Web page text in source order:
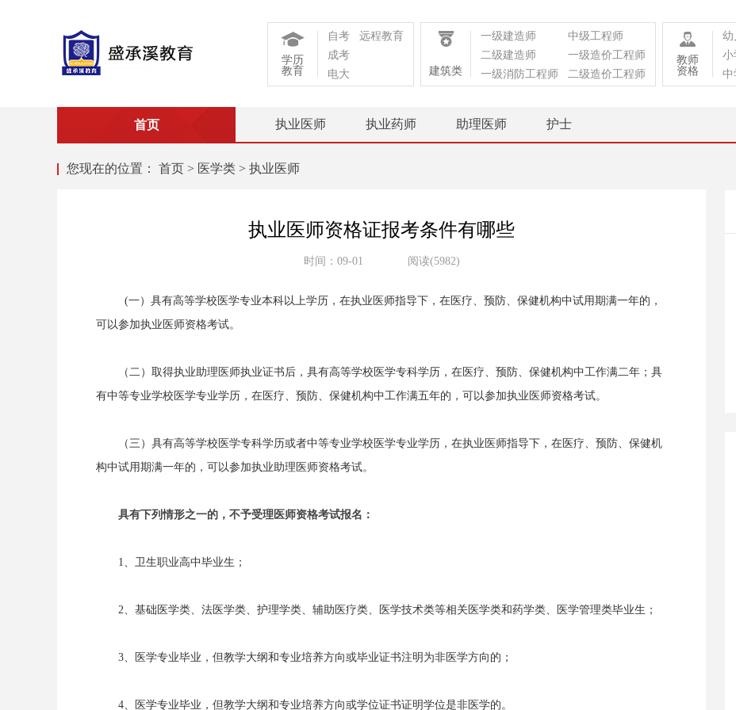
学历
教育
自考
成考
电大
远程教育
建筑类
一级建造师
二级建造师
一级消防工程师
中级工程师
一级造价工程师
二级造价工程师
教师
资格
幼
小
中
首页 执业医师 执业药师 助理医师 护士
您现在的位置： 首页 > 医学类 > 执业医师
执业医师资格证报考条件有哪些
时间： 09-01 阅读(5982)
(一）具有高等学校医学专业本科以上学历，在执业医师指导下，在医疗、预防、保健机构中试用期满一年的，
可以参加执业医师资格考试。
（二）取得执业助理医师执业证书后，具有高等学校医学专科学历，在医疗、预防、保健机构中工作满二年；具
有中等专业学校医学专业学历，在医疗、预防、保健机构中工作满五年的，可以参加执业医师资格考试。
（三）具有高等学校医学专科学历或者中等专业学校医学专业学历，在执业医师指导下，在医疗、预防、保健机
构中试用期满一年的，可以参加执业助理医师资格考试。
具有下列情形之一的，不予受理医师资格考试报名：
1、卫生职业高中毕业生；
2、基础医学类、法医学类、护理学类、辅助医疗类、医学技术类等相关医学类和药学类、医学管理类毕业生；
3、医学专业毕业，但教学大纲和专业培养方向或毕业证书注明为非医学方向的；
4、医学专业毕业，但教学大纲和专业培养方向或学位证书证明学位是非医学的。